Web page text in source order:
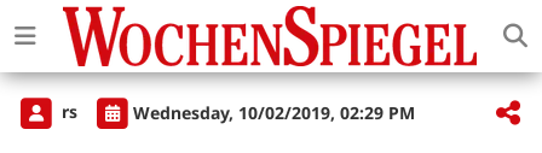
rs Wednesday, 10/02/2019, 02:29 PM